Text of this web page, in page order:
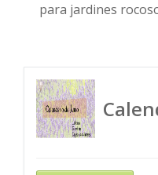
para jardines